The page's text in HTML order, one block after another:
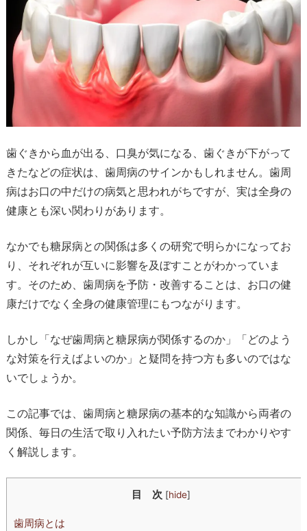
歯ぐきから血が出る、口臭が気になる、歯ぐきが下がって
きたなどの症状は、歯周病のサインかもしれません。歯周
病はお口の中だけの病気と思われがちですが、実は全身の
健康とも深い関わりがあります。
なかでも糖尿病との関係は多くの研究で明らかになってお
り、それぞれが互いに影響を及ぼすことがわかっていま
す。そのため、歯周病を予防・改善することは、お口の健
康だけでなく全身の健康管理にもつながります。
しかし「なぜ歯周病と糖尿病が関係するのか」「どのよう
な対策を行えばよいのか」と疑問を持つ方も多いのではな
いでしょうか。
この記事では、歯周病と糖尿病の基本的な知識から両者の
関係、毎日の生活で取り入れたい予防方法までわかりやす
く解説します。
目 次 [hide]
歯周病とは